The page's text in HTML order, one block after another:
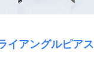
イアングルピアス